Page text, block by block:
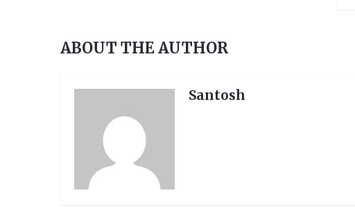
ABOUT THE AUTHOR
Santosh